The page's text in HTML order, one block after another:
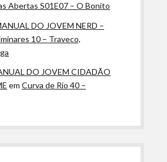
Abertas S01E07 – O Bonito
DO JOVEM NERD –
10 – Traveco,
DO JOVEM CIDADÃO
emCurva de Rio 40 –